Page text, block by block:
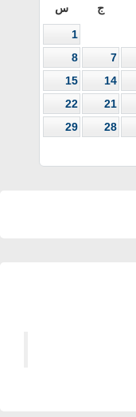
ج س
1
7
8
14
15
21
22
28
29